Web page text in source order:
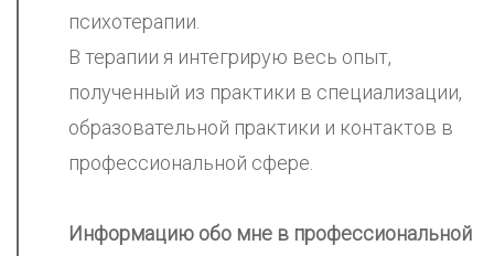
психотерапии.
В терапии я интегрирую весь опыт,
полученный из практики в специализации,
образовательной практики и контактов в
профессиональной сфере.
Информацию обо мне в профессиональной